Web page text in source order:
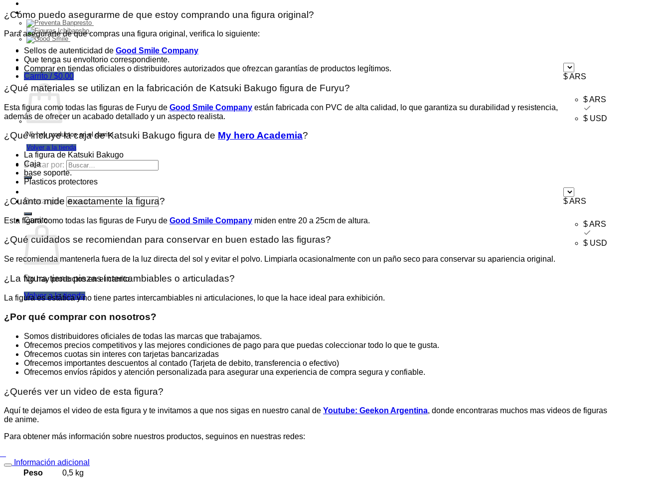
Preventa
Ofertas
$ ARS
$ ARS
$ USD
Carrito /$0,00
No hay productos en el carrito.
Volver a la tienda
Buscar por:
$ ARS
$ ARS
$ USD
Buscar por:
Carrito
No hay productos en el carrito.
Volver a la tienda
¿Cómo puedo asegurarme de que estoy comprando una figura original?
Para asegurarte de que compras una figura original, verifica lo siguiente:
Sellos de autenticidad de Good Smile Company
Que tenga su envoltorio correspondiente.
Comprar en tiendas oficiales o distribuidores autorizados que ofrezcan garantías de productos legítimos.
¿Qué materiales se utilizan en la fabricación de Katsuki Bakugo figura de Furyu?
Esta figura como todas las figuras de Furyu de Good Smile Company están fabricada con PVC de alta calidad, lo que garantiza su durabilidad y resistencia,
además de ofrecer un acabado detallado y un aspecto realista.
¿Qué incluye la caja de Katsuki Bakugo figura de My hero Academia?
La figura de Katsuki Bakugo
Caja
base soporte.
Plasticos protectores
¿Cuánto mide exactamente la figura?
Esta figura como todas las figuras de Furyu de Good Smile Company miden entre 20 a 25cm de altura.
¿Qué cuidados se recomiendan para conservar en buen estado las figuras?
Se recomienda mantenerla fuera de la luz directa del sol y evitar el polvo. Limpiarla ocasionalmente con un paño seco para conservar su apariencia original.
¿La figura tiene piezas intercambiables o articuladas?
La figura es estática y no tiene partes intercambiables ni articulaciones, lo que la hace ideal para exhibición.
¿Por qué comprar con nosotros?
Somos distribuidores oficiales de todas las marcas que trabajamos.
Ofrecemos precios competitivos y las mejores condiciones de pago para que puedas coleccionar todo lo que te gusta.
Ofrecemos cuotas sin interes con tarjetas bancarizadas
Ofrecemos importantes descuentos al contado (Tarjeta de debito, transferencia o efectivo)
Ofrecemos envíos rápidos y atención personalizada para asegurar una experiencia de compra segura y confiable.
¿Querés ver un video de esta figura?
Aquí te dejamos el video de esta figura y te invitamos a que nos sigas en nuestro canal de Youtube: Geekon Argentina, donde encontraras muchos mas videos de figuras
de anime.
Para obtener más información sobre nuestros productos, seguinos en nuestras redes:
Información adicional
Peso
0,5 kg